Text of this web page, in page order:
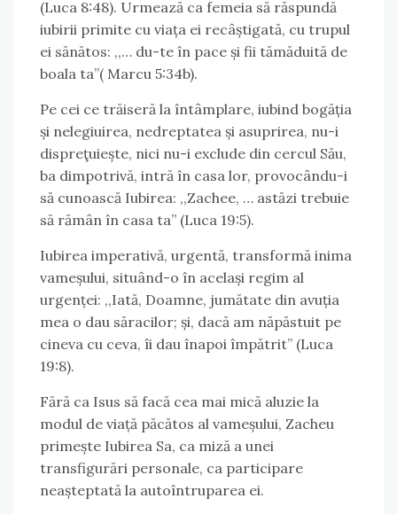
(Luca 8:48). Urmează ca femeia să răspundă
iubirii primite cu viața ei recâștigată, cu trupul
ei sănătos: ,,… du-te în pace și fii tămăduită de
boala ta”( Marcu 5:34b).
Pe cei ce trăiseră la întâmplare, iubind bogăția
și nelegiuirea, nedreptatea și asuprirea, nu-i
dispreţuiește, nici nu-i exclude din cercul Său,
ba dimpotrivă, intră în casa lor, provocându-i
să cunoască Iubirea: ,,Zachee, … astăzi trebuie
să rămân în casa ta” (Luca 19:5).
Iubirea imperativă, urgentă, transformă inima
vameșului, situând-o în același regim al
urgenței: ,,Iată, Doamne, jumătate din avuția
mea o dau săracilor; și, dacă am năpăstuit pe
cineva cu ceva, îi dau înapoi împătrit” (Luca
19:8).
Fără ca Isus să facă cea mai mică aluzie la
modul de viață păcătos al vameșului, Zacheu
primește Iubirea Sa, ca miză a unei
transfigurări personale, ca participare
neașteptată la autoîntruparea ei.